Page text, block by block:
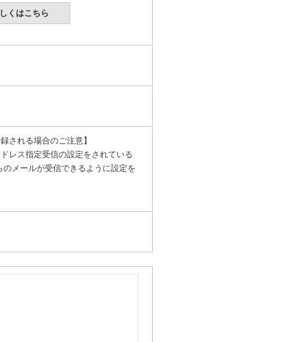
くはこちら
される場合のご注意】
レス指定受信の設定をされている
のメールが受信できるように設定を